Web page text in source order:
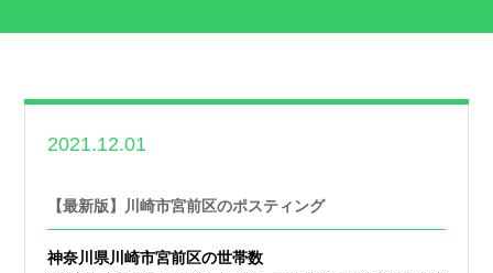
2021.12.01
【最新版】川崎市宮前区のポスティング
神奈川県川崎市宮前区の世帯数